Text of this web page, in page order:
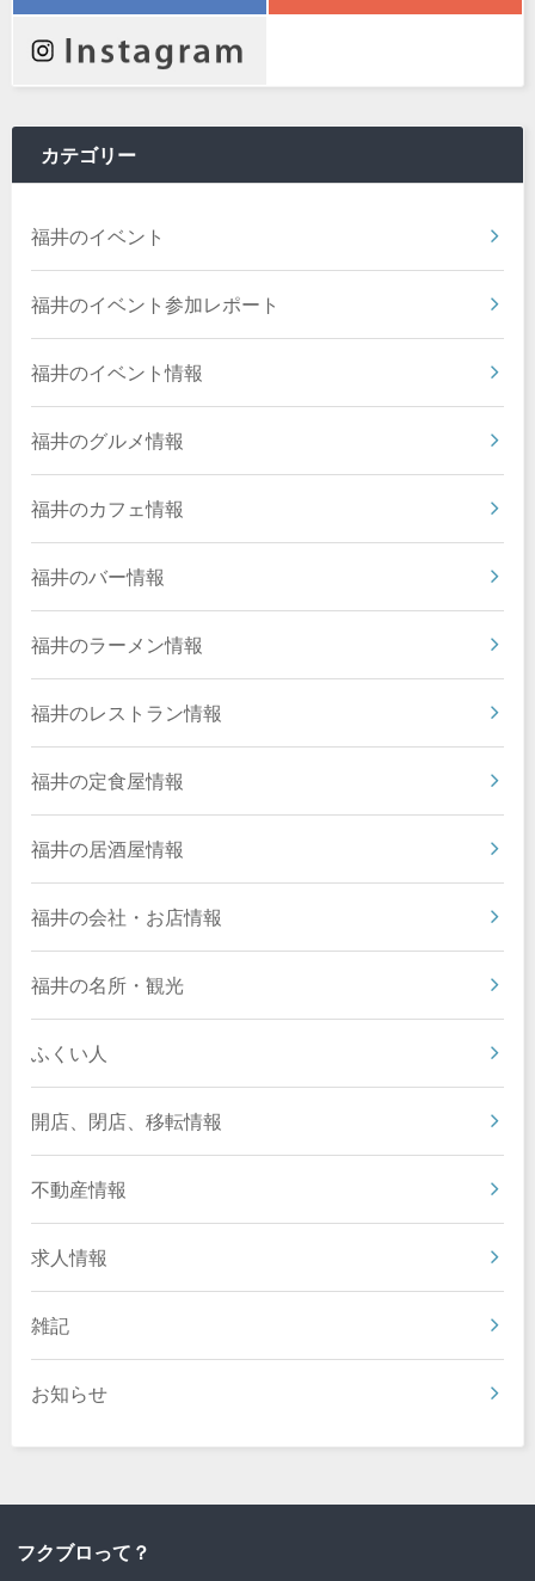
カテゴリー
福井のイベント
福井のイベント参加レポート
福井のイベント情報
福井のグルメ情報
福井のカフェ情報
福井のバー情報
福井のラーメン情報
福井のレストラン情報
福井の定食屋情報
福井の居酒屋情報
福井の会社・お店情報
福井の名所・観光
ふくい人
開店、閉店、移転情報
不動産情報
求人情報
雑記
お知らせ
フクブロって？